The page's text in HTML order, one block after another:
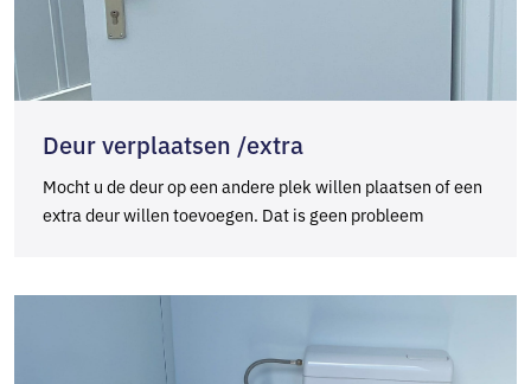
Deur verplaatsen /extra
Mocht u de deur op een andere plek willen plaatsen of een
extra deur willen toevoegen. Dat is geen probleem